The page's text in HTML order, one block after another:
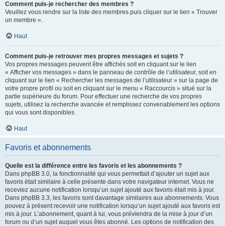
Comment puis-je rechercher des membres ?
Veuillez vous rendre sur la liste des membres puis cliquer sur le lien « Trouver
un membre ».
Haut
Comment puis-je retrouver mes propres messages et sujets ?
Vos propres messages peuvent être affichés soit en cliquant sur le lien
« Afficher vos messages » dans le panneau de contrôle de l’utilisateur, soit en
cliquant sur le lien « Rechercher les messages de l’utilisateur » sur la page de
votre propre profil ou soit en cliquant sur le menu « Raccourcis » situé sur la
partie supérieure du forum. Pour effectuer une recherche de vos propres
sujets, utilisez la recherche avancée et remplissez convenablement les options
qui vous sont disponibles.
Haut
Favoris et abonnements
Quelle est la différence entre les favoris et les abonnements ?
Dans phpBB 3.0, la fonctionnalité qui vous permettait d’ajouter un sujet aux
favoris était similaire à celle présente dans votre navigateur internet. Vous ne
receviez aucune notification lorsqu’un sujet ajouté aux favoris était mis à jour.
Dans phpBB 3.3, les favoris sont davantage similaires aux abonnements. Vous
pouvez à présent recevoir une notification lorsqu’un sujet ajouté aux favoris est
mis à jour. L’abonnement, quant à lui, vous préviendra de la mise à jour d’un
forum ou d’un sujet auquel vous êtes abonné. Les options de notification des